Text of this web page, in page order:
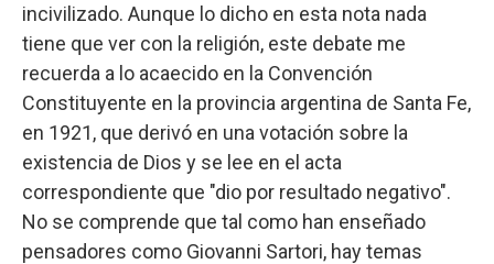
incivilizado. Aunque lo dicho en esta nota nada
tiene que ver con la religión, este debate me
recuerda a lo acaecido en la Convención
Constituyente en la provincia argentina de Santa Fe,
en 1921, que derivó en una votación sobre la
existencia de Dios y se lee en el acta
correspondiente que "dio por resultado negativo".
No se comprende que tal como han enseñado
pensadores como Giovanni Sartori, hay temas